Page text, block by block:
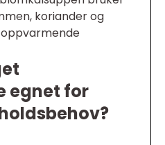
koriander og
egnet for